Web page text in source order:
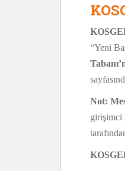
“Yeni
Not:
girişimci